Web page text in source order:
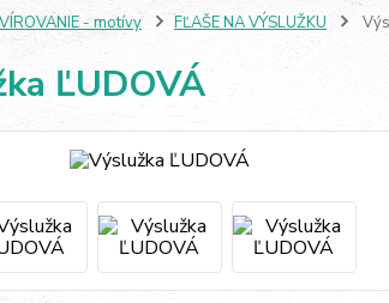
- motívy FĽAŠE NA VÝSLUŽKU
ĽUDOVÁ